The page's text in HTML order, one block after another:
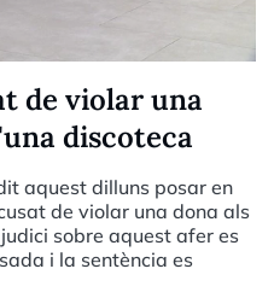
de violar una
discoteca
aquest dilluns posar en
de violar una dona als
sobre aquest afer es
i la sentència es